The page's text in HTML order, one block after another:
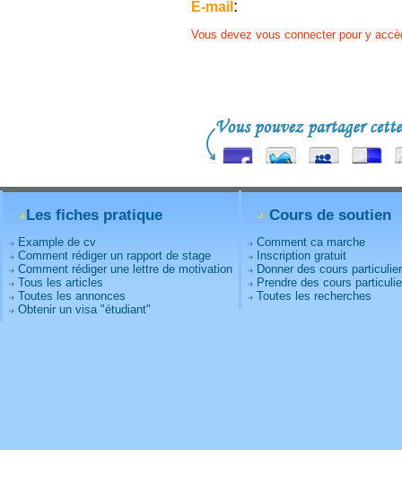
E-mail:
Vous devez vous connecter pour y
Les fiches pratique
Example de cv
Comment rédiger un rapport de stage
Comment rédiger une lettre de motivation
Tous les articles
Toutes les annonces
Obtenir un visa "étudiant"
Cours de soutien
Comment ca marche
Inscription gratuit
Donner des cours
Prendre des cours
Toutes les recherches